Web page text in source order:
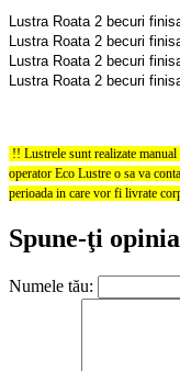
Lustra Roata 2 becuri
Lustra Roata 2 becuri
Lustra Roata 2 becuri
Lustra Roata 2 becuri
!! Lustrele sunt realizate
operator Eco Lustre o sa va
perioada in care vor fi livrate
Spune-ţi opinia
Numele tău: